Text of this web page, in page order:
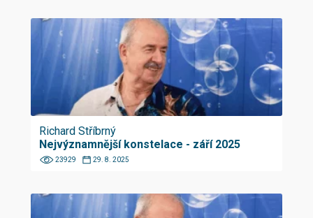
Richard Stříbrný
Nejvýznamnější konstelace - září 2025
23929 29. 8. 2025